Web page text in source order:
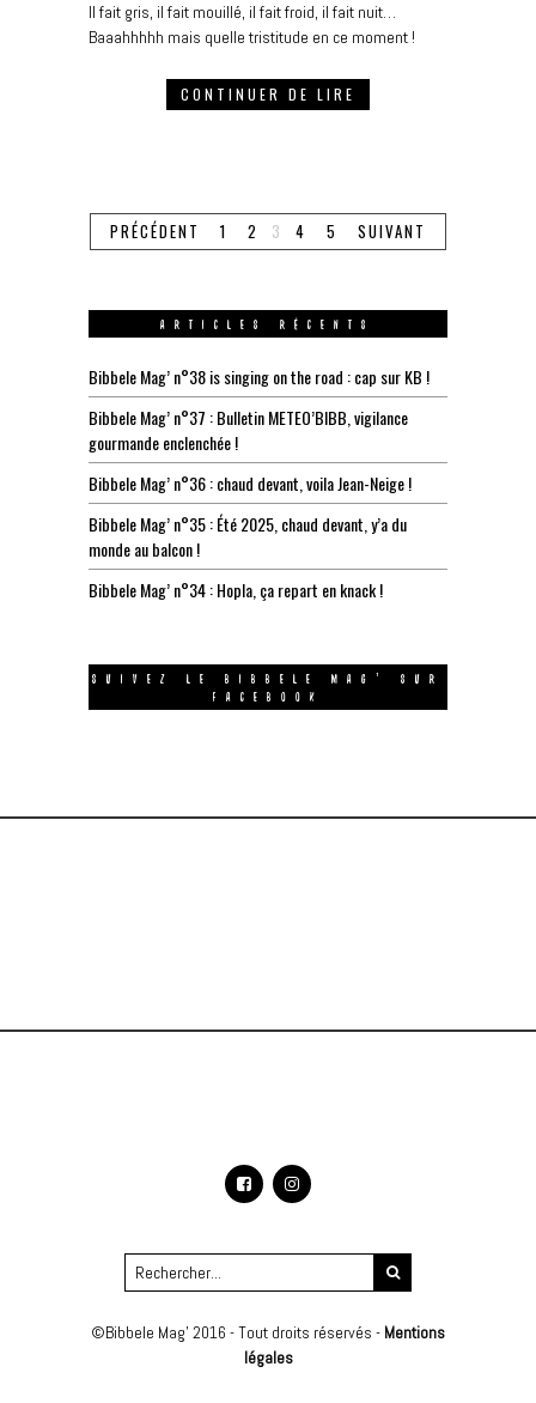
Il fait gris, il fait mouillé, il fait froid, il fait nuit…
Baaahhhhh mais quelle tristitude en ce moment !
CONTINUER DE LIRE
PRÉCÉDENT 1 2 3 4 5 SUIVANT
ARTICLES RÉCENTS
Bibbele Mag’ n°38 is singing on the road : cap sur KB !
Bibbele Mag’ n°37 : Bulletin METEO’BIBB, vigilance
gourmande enclenchée !
Bibbele Mag’ n°36 : chaud devant, voila Jean-Neige !
Bibbele Mag’ n°35 : Été 2025, chaud devant, y’a du
monde au balcon !
Bibbele Mag’ n°34 : Hopla, ça repart en knack !
SUIVEZ LE BIBBELE MAG’ SUR
FACEBOOK
©Bibbele Mag' 2016 - Tout droits réservés - Mentions
légales